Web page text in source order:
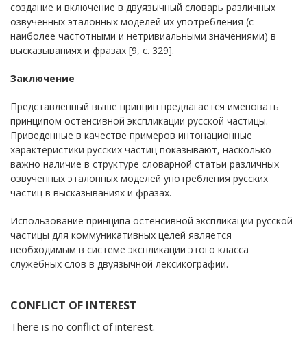
создание и включение в двуязычный словарь различных
озвученных эталонных моделей их употребления (с
наиболее частотными и нетривиальными значениями) в
высказываниях и фразах [9, с. 329].
Заключение
Представленный выше принцип предлагается именовать
принципом остенсивной экспликации русской частицы.
Приведенные в качестве примеров интонационные
характеристики русских частиц показывают, насколько
важно наличие в структуре словарной статьи различных
озвученных эталонных моделей употребления русских
частиц в высказываниях и фразах.
Использование принципа остенсивной экспликации русской
частицы для коммуникативных целей является
необходимым в системе экспликации этого класса
служебных слов в двуязычной лексикографии.
CONFLICT OF INTEREST
There is no conflict of interest.